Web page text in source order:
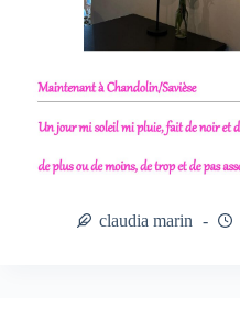
claudia marin